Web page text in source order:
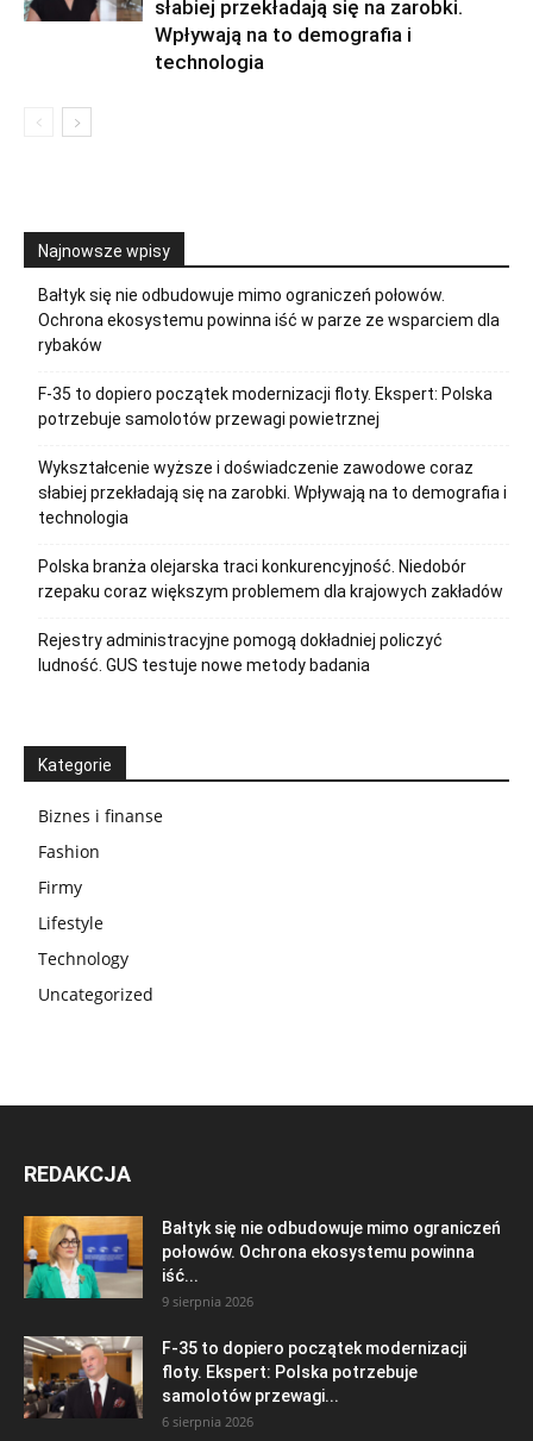
słabiej przekładają się na zarobki.
Wpływają na to demografia i
technologia
Najnowsze wpisy
Bałtyk się nie odbudowuje mimo ograniczeń połowów.
Ochrona ekosystemu powinna iść w parze ze wsparciem dla
rybaków
F-35 to dopiero początek modernizacji floty. Ekspert: Polska
potrzebuje samolotów przewagi powietrznej
Wykształcenie wyższe i doświadczenie zawodowe coraz
słabiej przekładają się na zarobki. Wpływają na to demografia i
technologia
Polska branża olejarska traci konkurencyjność. Niedobór
rzepaku coraz większym problemem dla krajowych zakładów
Rejestry administracyjne pomogą dokładniej policzyć
ludność. GUS testuje nowe metody badania
Kategorie
Biznes i finanse
Fashion
Firmy
Lifestyle
Technology
Uncategorized
REDAKCJA
Bałtyk się nie odbudowuje mimo ograniczeń
połowów. Ochrona ekosystemu powinna
iść...
9 sierpnia 2026
F-35 to dopiero początek modernizacji
floty. Ekspert: Polska potrzebuje
samolotów przewagi...
6 sierpnia 2026